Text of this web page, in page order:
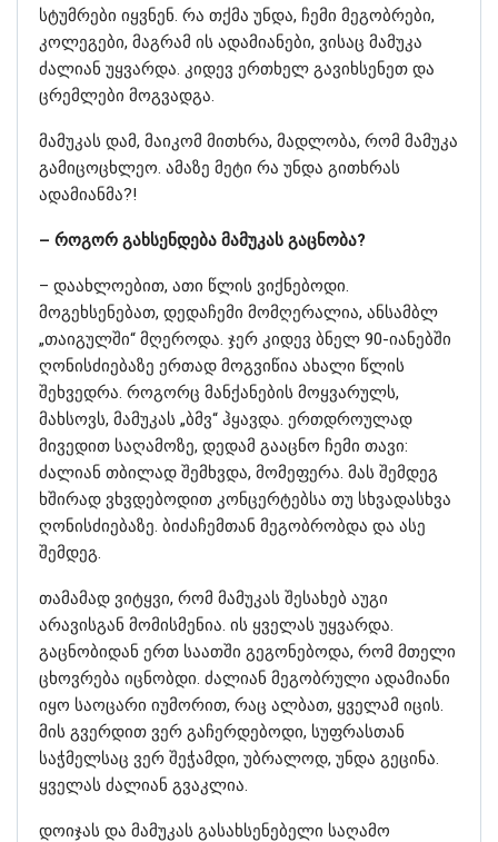
სტუმრები იყვნენ. რა თქმა უნდა, ჩემი მეგობრები,
კოლეგები, მაგრამ ის ადამიანები, ვისაც მამუკა
ძალიან უყვარდა. კიდევ ერთხელ გავიხსენეთ და
ცრემლები მოგვადგა.
მამუკას დამ, მაიკომ მითხრა, მადლობა, რომ მამუკა
გამიცოცხლეო. ამაზე მეტი რა უნდა გითხრას
ადამიანმა?!
– როგორ გახსენდება მამუკას გაცნობა?
– დაახლოებით, ათი წლის ვიქნებოდი.
მოგეხსენებათ, დედაჩემი მომღერალია, ანსამბლ
„თაიგულში“ მღეროდა. ჯერ კიდევ ბნელ 90-იანებში
ღონისძიებაზე ერთად მოგვიწია ახალი წლის
შეხვედრა. როგორც მანქანების მოყვარულს,
მახსოვს, მამუკას „ბმვ“ ჰყავდა. ერთდროულად
მივედით საღამოზე, დედამ გააცნო ჩემი თავი:
ძალიან თბილად შემხვდა, მომეფერა. მას შემდეგ
ხშირად ვხვდებოდით კონცერტებსა თუ სხვადასხვა
ღონისძიებაზე. ბიძაჩემთან მეგობრობდა და ასე
შემდეგ.
თამამად ვიტყვი, რომ მამუკას შესახებ აუგი
არავისგან მომისმენია. ის ყველას უყვარდა.
გაცნობიდან ერთ საათში გეგონებოდა, რომ მთელი
ცხოვრება იცნობდი. ძალიან მეგობრული ადამიანი
იყო საოცარი იუმორით, რაც ალბათ, ყველამ იცის.
მის გვერდით ვერ გაჩერდებოდი, სუფრასთან
საჭმელსაც ვერ შეჭამდი, უბრალოდ, უნდა გეცინა.
ყველას ძალიან გვაკლია.
დოიჯას და მამუკას გასახსენებელი საღამო